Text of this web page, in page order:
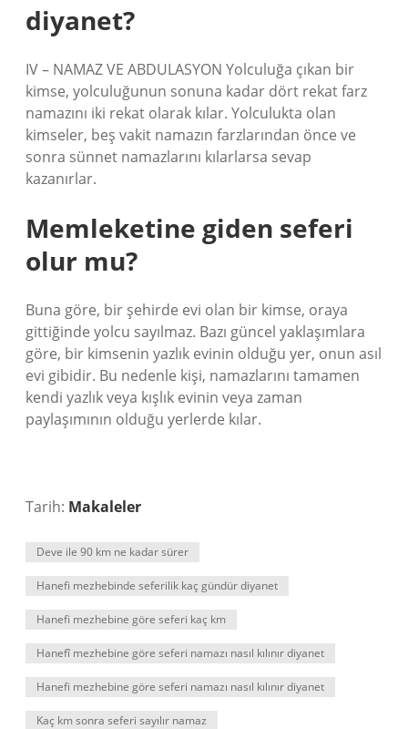
diyanet?
IV – NAMAZ VE ABDULASYON Yolculuğa çıkan bir
kimse, yolculuğunun sonuna kadar dört rekat farz
namazını iki rekat olarak kılar. Yolculukta olan
kimseler, beş vakit namazın farzlarından önce ve
sonra sünnet namazlarını kılarlarsa sevap
kazanırlar.
Memleketine giden seferi
olur mu?
Buna göre, bir şehirde evi olan bir kimse, oraya
gittiğinde yolcu sayılmaz. Bazı güncel yaklaşımlara
göre, bir kimsenin yazlık evinin olduğu yer, onun asıl
evi gibidir. Bu nedenle kişi, namazlarını tamamen
kendi yazlık veya kışlık evinin veya zaman
paylaşımının olduğu yerlerde kılar.
Tarih: Makaleler
Deve ile 90 km ne kadar sürer
Hanefi mezhebinde seferilik kaç gündür diyanet
Hanefi mezhebine göre seferi kaç km
Hanefî mezhebine göre seferi namazı nasıl kılınır diyanet
Hanefi mezhebine göre seferi namazı nasıl kılınır diyanet
Kaç km sonra seferi sayılır namaz